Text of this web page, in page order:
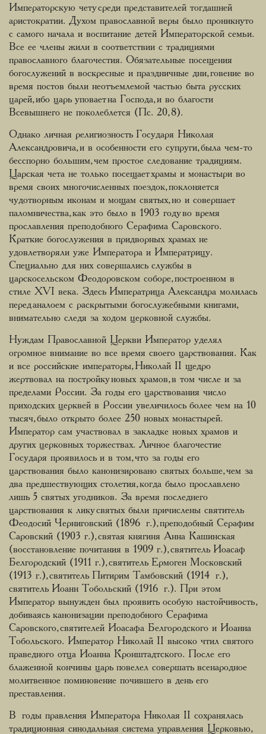
Императорскую чету среди представителей тогдашней
аристократии. Духом православной веры было проникнуто
с самого начала и воспитание детей Императорской семьи.
Все ее члены жили в соответствии с традициями
православного благочестия. Обязательные посещения
богослужений в воскресные и праздничные дни, говение во
время постов были неотъемлемой частью быта русских
царей, ибо царь уповает на Господа, и во благости
Всевышнего не поколеблется (Пс. 20, 8).
Однако личная религиозность Государя Николая
Александровича, и в особенности его супруги, была чем-то
бесспорно большим, чем простое следование традициям.
Царская чета не только посещает храмы и монастыри во
время своих многочисленных поездок, поклоняется
чудотворным иконам и мощам святых, но и совершает
паломничества, как это было в 1903 году во время
прославления преподобного Серафима Саровского.
Краткие богослужения в придворных храмах не
удовлетворяли уже Императора и Императрицу.
Специально для них совершались службы в
царскосельском Феодоровском соборе, построенном в
стиле XVI века. Здесь Императрица Александра молилась
перед аналоем с раскрытыми богослужебными книгами,
внимательно следя за ходом церковной службы.
Нуждам Православной Церкви Император уделял
огромное внимание во все время своего царствования. Как
и все российские императоры, Николай II щедро
жертвовал на постройку новых храмов, в том числе и за
пределами России. За годы его царствования число
приходских церквей в России увеличилось более чем на 10
тысяч, было открыто более 250 новых монастырей.
Император сам участвовал в закладке новых храмов и
других церковных торжествах. Личное благочестие
Государя проявилось и в том, что за годы его
царствования было канонизировано святых больше, чем за
два предшествующих столетия, когда было прославлено
лишь 5 святых угодников. За время последнего
царствования к лику святых были причислены святитель
Феодосий Черниговский (1896 г.), преподобный Серафим
Саровский (1903 г.), святая княгиня Анна Кашинская
(восстановление почитания в 1909 г.), святитель Иоасаф
Белгородский (1911 г.), святитель Ермоген Московский
(1913 г.), святитель Питирим Тамбовский (1914 г.),
святитель Иоанн Тобольский (1916 г.). При этом
Император вынужден был проявить особую настойчивость,
добиваясь канонизации преподобного Серафима
Саровского, святителей Иоасафа Белгородского и Иоанна
Тобольского. Император Николай II высоко чтил святого
праведного отца Иоанна Кронштадтского. После его
блаженной кончины царь повелел совершать всенародное
молитвенное поминовение почившего в день его
преставления.
В годы правления Императора Николая II сохранялась
традиционная синодальная система управления Церковью,